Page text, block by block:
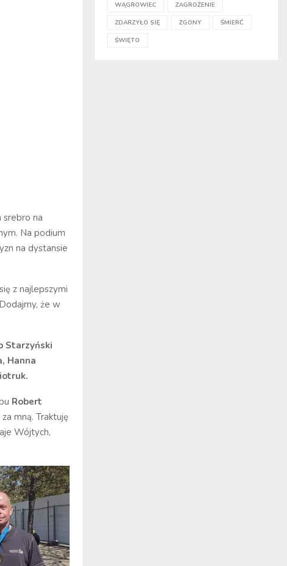
srebro na
Na podium
na dystansie
z najlepszymi
że w
Starzyński
Hanna
Robert
mną. Traktuję
Wójtych,
WĄGROWIEC ZAGROŻENIE
ZDARZYŁO SIĘ ZGONY ŚMIERĆ
ŚWIĘTO